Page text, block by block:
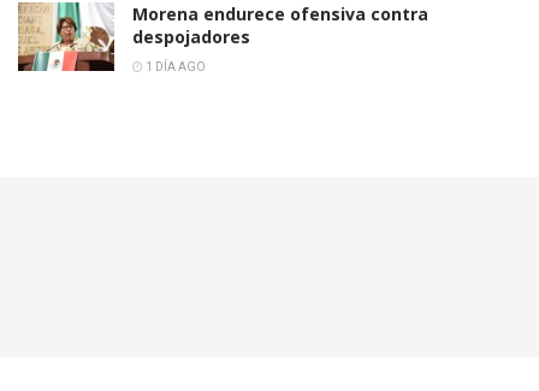
Morena endurece ofensiva contra
despojadores
1 DÍA AGO